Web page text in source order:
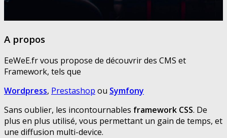
A propos
EeWeE.fr vous propose de découvrir des CMS et
Framework, tels que
Wordpress, Prestashop ou Symfony
Sans oublier, les incontournables framework CSS. De
plus en plus utilisé, vous permettant un gain de temps, et
une diffusion multi-device.